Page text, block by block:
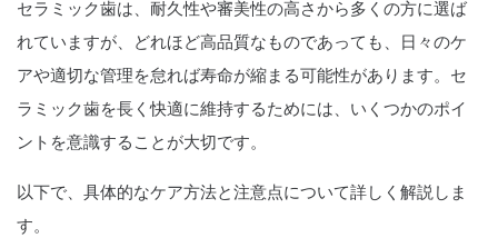
セラミック歯は、耐久性や審美性の高さから多くの方に選ば
れていますが、どれほど高品質なものであっても、日々のケ
アや適切な管理を怠れば寿命が縮まる可能性があります。セ
ラミック歯を長く快適に維持するためには、いくつかのポイ
ントを意識することが大切です。
以下で、具体的なケア方法と注意点について詳しく解説しま
す。